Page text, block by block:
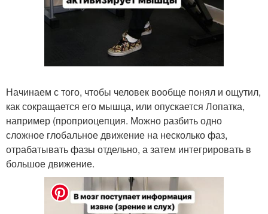
Начинаем с того, чтобы человек вообще понял и ощутил,
как сокращается его мышца, или опускается Лопатка,
например (проприоцепция. Можно разбить одно
сложное глобальное движение на несколько фаз,
отрабатывать фазы отдельно, а затем интегрировать в
большое движение.